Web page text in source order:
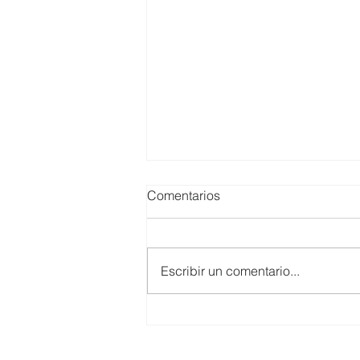
sobre salud mental y finanzas
Comentarios
Escribir un comentario...